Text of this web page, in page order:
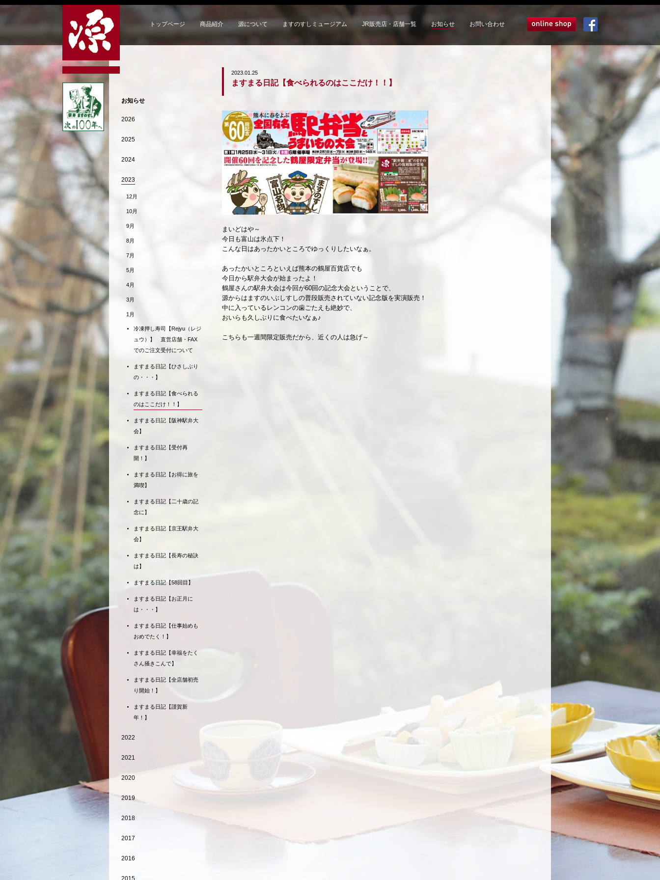
トップページ 商品紹介 源について ますのすしミュージアム JR販売店・店舗一覧 お知らせ お問い合わせ オンラインショップ
2023.01.25
ますまる日記【食べられるのはここだけ！！】
まいどはや～
今日も富山は氷点下！
こんな日はあったかいところでゆっくりしたいなぁ。
あったかいところといえば熊本の鶴屋百貨店でも
今日から駅弁大会が始まったよ！
鶴屋さんの駅弁大会は今回が60回の記念大会ということで、
源からはますのいぶしすしの普段販売されていない記念版を実演販売！
中に入っているレンコンの歯ごたえも絶妙で、
おいらも久しぶりに食べたいなぁ♪
こちらも一週間限定販売だから、近くの人は急げ～
お知らせ
2026
2025
2024
2023
12月
10月
9月
8月
7月
5月
4月
3月
1月
冷凍押し寿司【Rejyu（レジ
ュウ）】 直営店舗・FAX
でのご注文受付について
ますまる日記【ひさしぶり
の・・・】
ますまる日記【食べられる
のはここだけ！！】
ますまる日記【阪神駅弁大
会】
ますまる日記【受付再
開！】
ますまる日記【お得に旅を
満喫】
ますまる日記【二十歳の記
念に】
ますまる日記【京王駅弁大
会】
ますまる日記【長寿の秘訣
は】
ますまる日記【58回目】
ますまる日記【お正月に
は・・・】
ますまる日記【仕事始めも
おめでたく！】
ますまる日記【幸福をたく
さん掻きこんで】
ますまる日記【全店舗初売
り開始！】
ますまる日記【謹賀新
年！】
2022
2021
2020
2019
2018
2017
2016
2015